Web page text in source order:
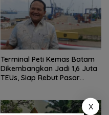
Terminal Peti Kemas Batam
Dikembangkan Jadi 1,6 Juta
TEUs, Siap Rebut Pasar
X